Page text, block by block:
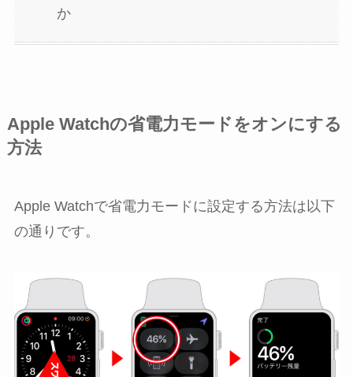
か
Apple Watchの省電力モードをオンにする
方法
Apple Watchで省電力モードに設定する方法は以下
の通りです。